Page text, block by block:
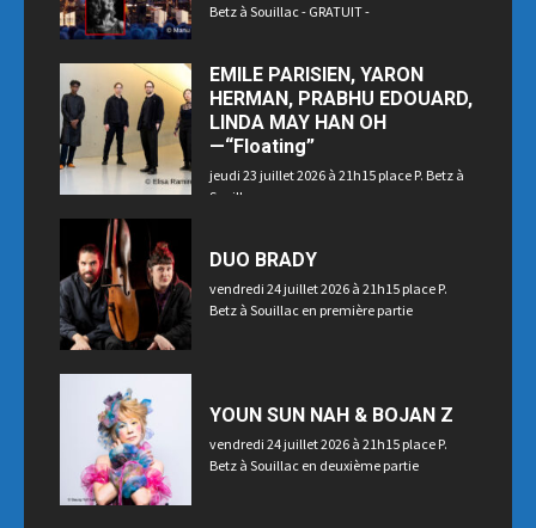
Betz à Souillac - GRATUIT -
EMILE PARISIEN, YARON
HERMAN, PRABHU EDOUARD,
LINDA MAY HAN OH
—“Floating”
jeudi 23 juillet 2026 à 21h15 place P. Betz à
Souillac
DUO BRADY
vendredi 24 juillet 2026 à 21h15 place P.
Betz à Souillac en première partie
YOUN SUN NAH & BOJAN Z
vendredi 24 juillet 2026 à 21h15 place P.
Betz à Souillac en deuxième partie